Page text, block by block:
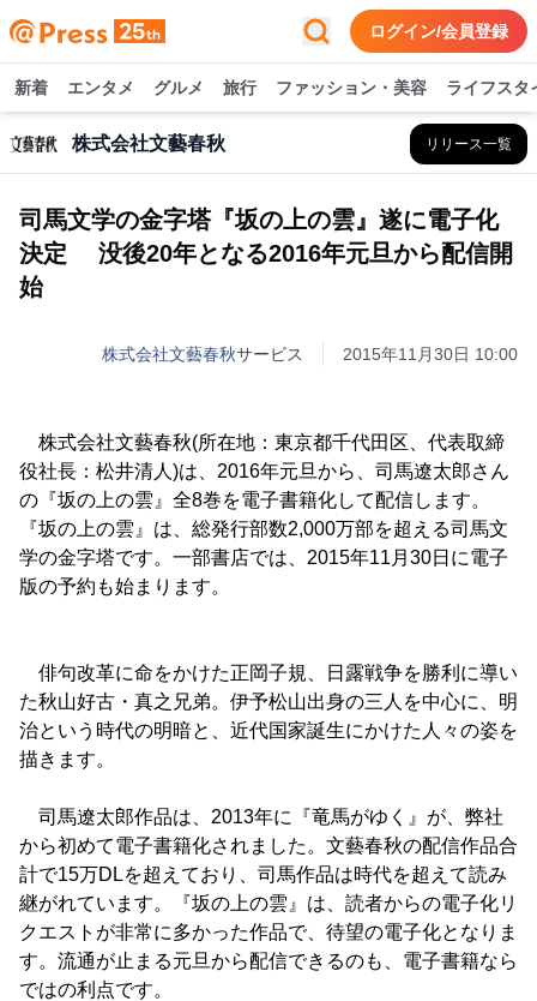
ログイン/会員登録
新着 エンタメ グルメ 旅行 ファッション・美容 ライフスタ
株式会社文藝春秋 リリース一覧
司馬文学の金字塔『坂の上の雲』遂に電子化
決定 没後20年となる2016年元旦から配信開
始
株式会社文藝春秋サービス 2015年11月30日 10:00
株式会社文藝春秋(所在地：東京都千代田区、代表取締
役社長：松井清人)は、2016年元旦から、司馬遼太郎さん
の『坂の上の雲』全8巻を電子書籍化して配信します。
『坂の上の雲』は、総発行部数2,000万部を超える司馬文
学の金字塔です。一部書店では、2015年11月30日に電子
版の予約も始まります。
俳句改革に命をかけた正岡子規、日露戦争を勝利に導い
た秋山好古・真之兄弟。伊予松山出身の三人を中心に、明
治という時代の明暗と、近代国家誕生にかけた人々の姿を
描きます。
司馬遼太郎作品は、2013年に『竜馬がゆく』が、弊社
から初めて電子書籍化されました。文藝春秋の配信作品合
計で15万DLを超えており、司馬作品は時代を超えて読み
継がれています。『坂の上の雲』は、読者からの電子化リ
クエストが非常に多かった作品で、待望の電子化となりま
す。流通が止まる元旦から配信できるのも、電子書籍なら
ではの利点です。